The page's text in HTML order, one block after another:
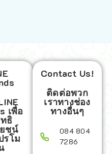
เพื่อ
ธิ
ชน์
รโม
Contact Us!
ติดต่อพวก
เราทางช่อง
ทางอื่นๆ
084 804
7286